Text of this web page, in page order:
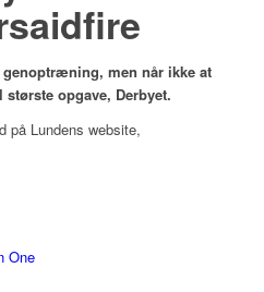
men når ikke at
opgave, Derbyet.
på Lundens website,
One